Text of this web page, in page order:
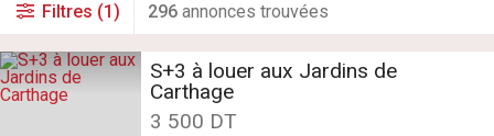
Filtres (1) 296 annonces trouvées
S+3 à louer aux Jardins de
Carthage
3 500 DT